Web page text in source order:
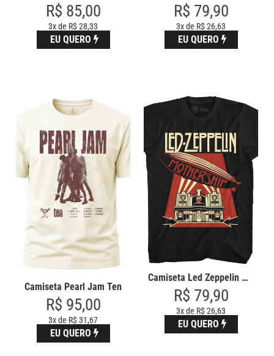
R$ 85,00
3x de R$ 28,33
EU QUERO
R$ 79,90
3x de R$ 26,63
EU QUERO
Camiseta Pearl Jam Ten
R$ 95,00
3x de R$ 31,67
EU QUERO
Camiseta Led Zeppelin Mothershi
R$ 79,90
3x de R$ 26,63
EU QUERO